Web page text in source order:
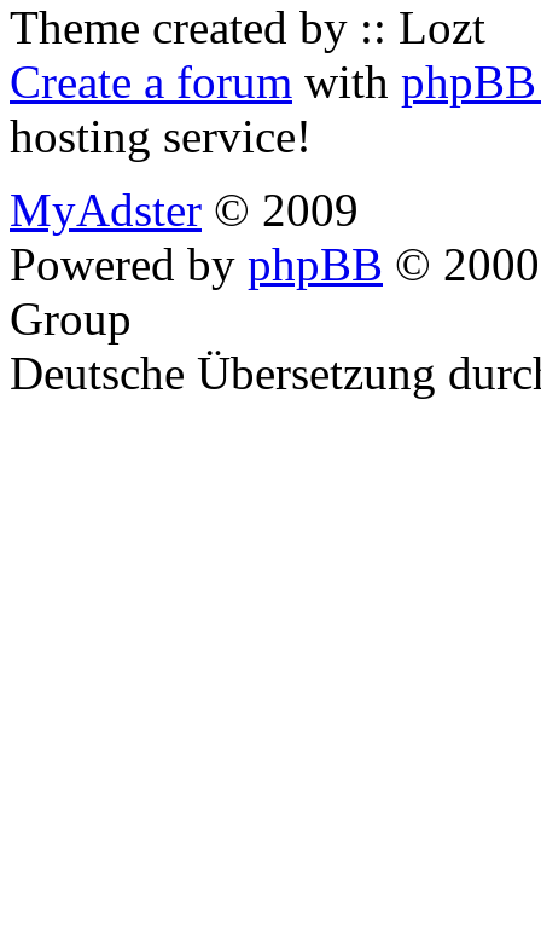
Theme created by :: Lozt
Create a forum with
hosting service!
MyAdster © 2009
Powered by phpBB ©
Group
Deutsche Übersetzung